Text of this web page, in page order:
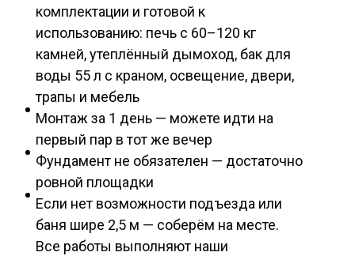
комплектации и готовой к
использованию: печь с 60–120 кг
камней, утеплённый дымоход, бак для
воды 55 л с краном, освещение, двери,
трапы и мебель
Монтаж за 1 день — можете идти на
первый пар в тот же вечер
Фундамент не обязателен — достаточно
ровной площадки
Если нет возможности подъезда или
баня шире 2,5 м — соберём на месте.
Все работы выполняют наши